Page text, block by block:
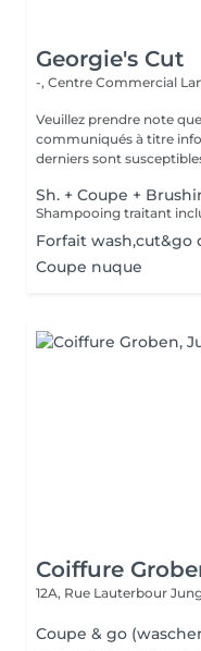
Georgie's Cut
-, Centre Commercial
Veuillez prendre note
communiqués à titre
derniers sont
Sh. + Coupe +
Shampooing traitant
Forfait wash,cut&go
Coupe nuque
Coiffure
12A, Rue Lauterbour
Coupe & go